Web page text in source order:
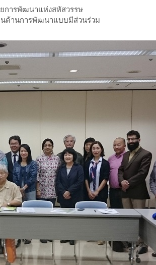
การพัฒนาแห่งสหัสวรรษ
ด้านการพัฒนาแบบมีส่วนร่วม